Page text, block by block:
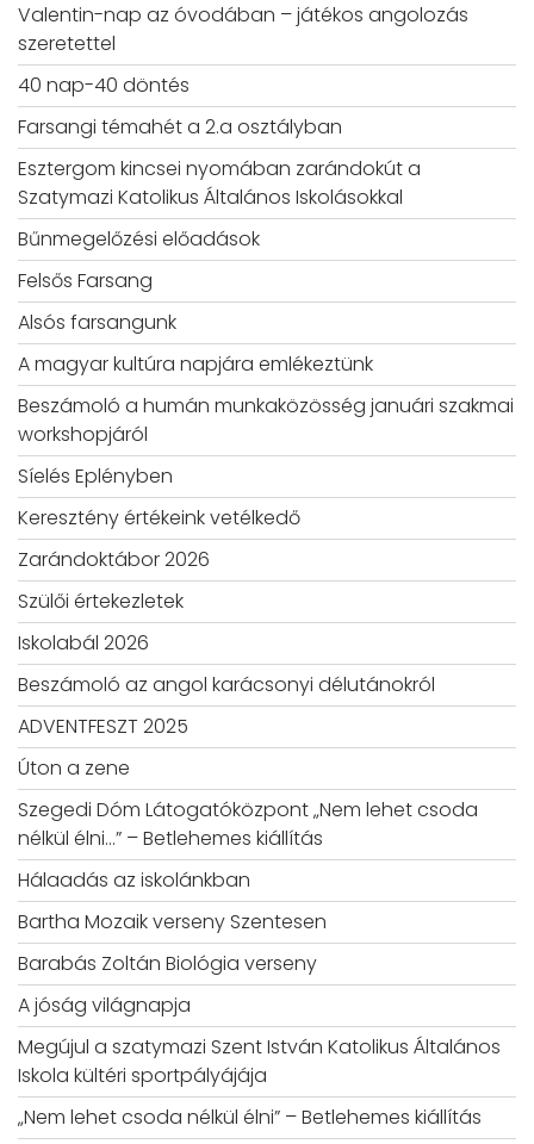
Valentin-nap az óvodában – játékos angolozás
szeretettel
40 nap-40 döntés
Farsangi témahét a 2.a osztályban
Esztergom kincsei nyomában zarándokút a
Szatymazi Katolikus Általános Iskolásokkal
Bűnmegelőzési előadások
Felsős Farsang
Alsós farsangunk
A magyar kultúra napjára emlékeztünk
Beszámoló a humán munkaközösség januári szakmai
workshopjáról
Síelés Eplényben
Keresztény értékeink vetélkedő
Zarándoktábor 2026
Szülői értekezletek
Iskolabál 2026
Beszámoló az angol karácsonyi délutánokról
ADVENTFESZT 2025
Úton a zene
Szegedi Dóm Látogatóközpont „Nem lehet csoda
nélkül élni…” – Betlehemes kiállítás
Hálaadás az iskolánkban
Bartha Mozaik verseny Szentesen
Barabás Zoltán Biológia verseny
A jóság világnapja
Megújul a szatymazi Szent István Katolikus Általános
Iskola kültéri sportpályájája
„Nem lehet csoda nélkül élni” – Betlehemes kiállítás